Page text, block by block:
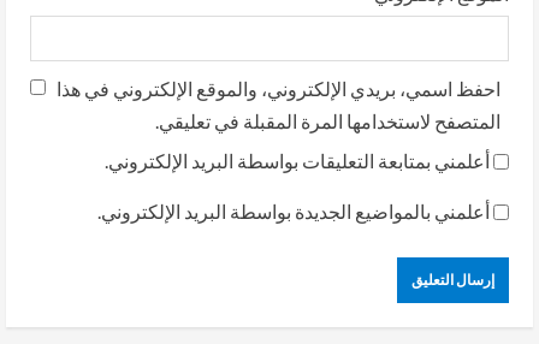
احفظ اسمي، بريدي الإلكتروني، والموقع الإلكتروني في هذا
المتصفح لاستخدامها المرة المقبلة في تعليقي.
أعلمني بمتابعة التعليقات بواسطة البريد الإلكتروني.
أعلمني بالمواضيع الجديدة بواسطة البريد الإلكتروني.